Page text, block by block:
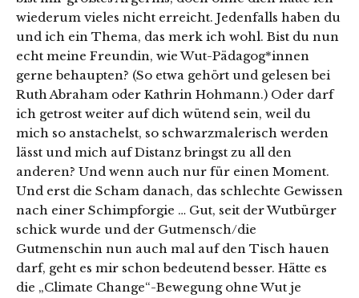
wiederum vieles nicht erreicht. Jedenfalls haben du
und ich ein Thema, das merk ich wohl. Bist du nun
echt meine Freundin, wie Wut-Pädagog*innen
gerne behaupten? (So etwa gehört und gelesen bei
Ruth Abraham oder Kathrin Hohmann.) Oder darf
ich getrost weiter auf dich wütend sein, weil du
mich so anstachelst, so schwarzmalerisch werden
lässt und mich auf Distanz bringst zu all den
anderen? Und wenn auch nur für einen Moment.
Und erst die Scham danach, das schlechte Gewissen
nach einer Schimpforgie … Gut, seit der Wutbürger
schick wurde und der Gutmensch/die
Gutmenschin nun auch mal auf den Tisch hauen
darf, geht es mir schon bedeutend besser. Hätte es
die „Climate Change“-Bewegung ohne Wut je